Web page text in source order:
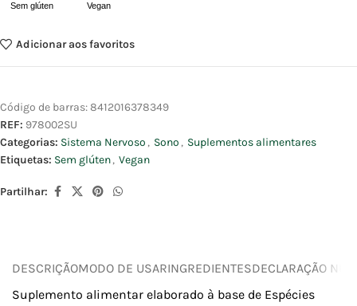
Sem glúten Vegan
Adicionar aos favoritos
Código de barras:8412016378349
REF: 978002SU
Categorias: Sistema Nervoso , Sono , Suplementos alimentares
Etiquetas: Sem glúten, Vegan
Partilhar:
DESCRIÇÃOMODO DE USARINGREDIENTESDECLARAÇÃO
Suplemento alimentar elaborado à base de Espécies